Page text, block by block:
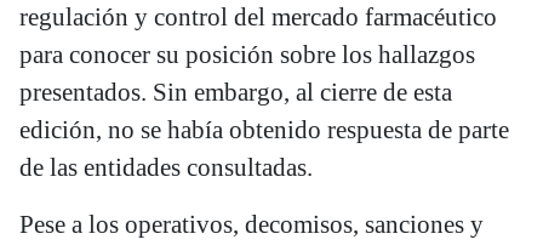
regulación y control del mercado farmacéutico
para conocer su posición sobre los hallazgos
presentados. Sin embargo, al cierre de esta
edición, no se había obtenido respuesta de parte
de las entidades consultadas.
Pese a los operativos, decomisos, sanciones y